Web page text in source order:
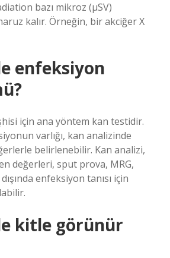
bazı mikroz (μSV)
kalır. Örneğin, bir akciğer X
enfeksiyon
için ana yöntem kan testidir.
varlığı, kan analizinde
belirlenebilir. Kan analizi,
değerleri, sput prova, MRG,
enfeksiyon tanısı için
kitle görünür